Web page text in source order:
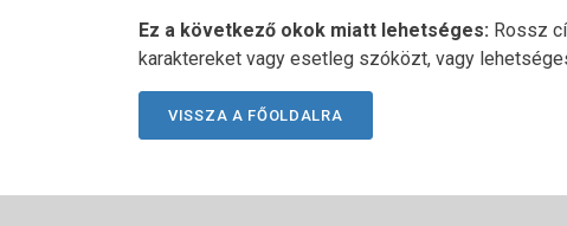
Ez a következő okok miatt lehetséges: Rossz
karaktereket vagy esetleg szóközt, vagy
VISSZA A FŐOLDALRA